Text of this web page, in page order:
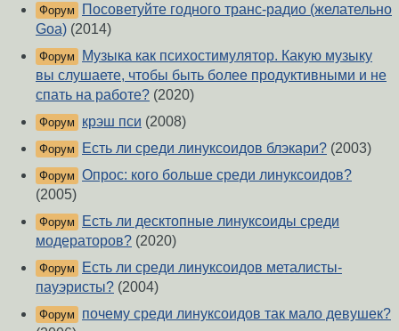
Форум
Посоветуйте годного транс-радио (желательно
Goa) (2014)
Форум
Музыка как психостимулятор. Какую музыку
вы слушаете, чтобы быть более продуктивными и не
спать на работе? (2020)
Форум крэш пси (2008)
Форум Есть ли среди линуксоидов блэкари? (2003)
Форум Опрос: кого больше среди линуксоидов?
(2005)
Форум
Есть ли десктопные линуксоиды среди
модераторов? (2020)
Форум
Есть ли среди линуксоидов металисты-
пауэристы? (2004)
Форум
почему среди линуксоидов так мало девушек?